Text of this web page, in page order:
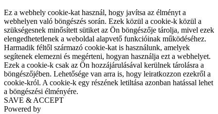
Ez a webhely cookie-kat használ, hogy javítsa az élményt a
webhelyen való böngészés során. Ezek közül a cookie-k közül a
szükségesnek minősített sütiket az Ön böngészője tárolja, mivel ezek
elengedhetetlenek a weboldal alapvető funkcióinak működéséhez.
Harmadik féltől származó cookie-kat is használunk, amelyek
segítenek elemezni és megérteni, hogyan használja ezt a webhelyet.
Ezek a cookie-k csak az Ön hozzájárulásával kerülnek tárolásra a
böngészőjében. Lehetősége van arra is, hogy leiratkozzon ezekről a
cookie-król. A cookie-k egy részének letiltása azonban hatással lehet
a böngészési élményére.
SAVE & ACCEPT
Powered by